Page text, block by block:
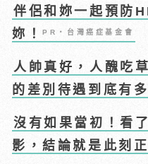
伴侶和妳一起預防
妳！PR・台灣癌症基金會
人帥真好，人醜吃
的差別待遇到底有
沒有如果當初！看
影，結論就是此刻